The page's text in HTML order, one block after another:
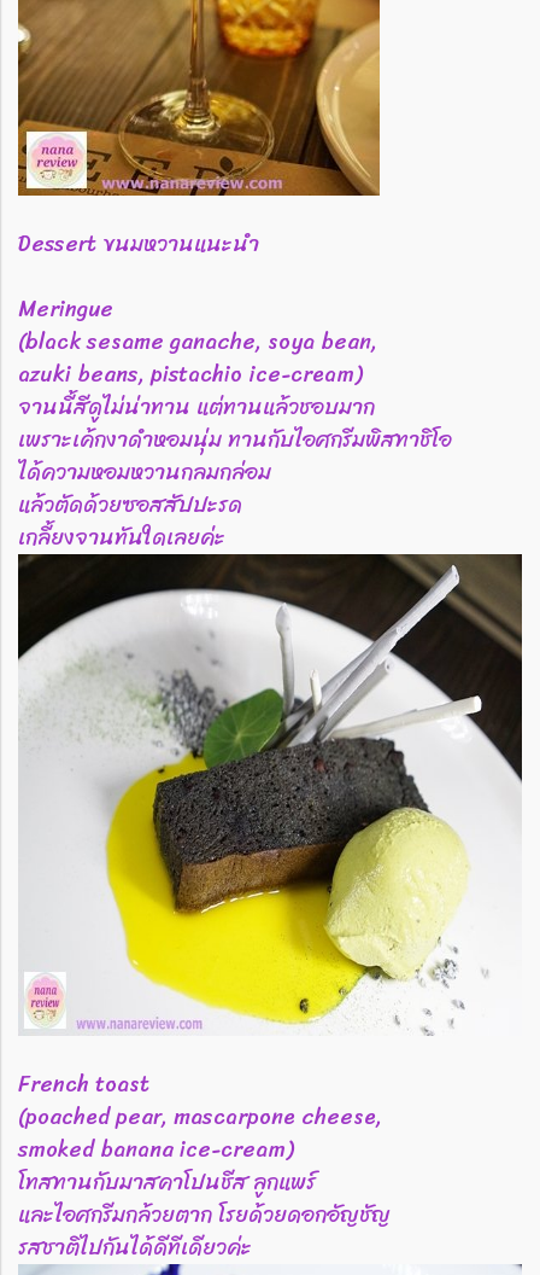
Dessert ขนมหวานแนะนำ
Meringue
(black sesame ganache, soya bean,
azuki beans, pistachio ice-cream)
จานนี้สีดูไม่น่าทาน แต่ทานแล้วชอบมาก
เพราะเค้กงาดำหอมนุ่ม ทานกับไอศกรีมพิสทาชิโอ
ได้ความหอมหวานกลมกล่อม
แล้วตัดด้วยซอสสัปปะรด
เกลี้ยงจานทันใดเลยค่ะ
French toast
(poached pear, mascarpone cheese,
smoked banana ice-cream)
โทสทานกับมาสคาโปนชีส ลูกแพร์
และไอศกรีมกล้วยตาก โรยด้วยดอกอัญชัญ
รสชาติไปกันได้ดีทีเดียวค่ะ